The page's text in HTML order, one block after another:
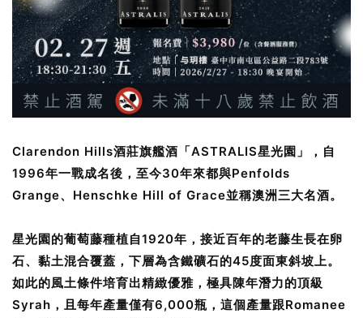
Clarendon Hills酒莊旗艦酒「ASTRALIS星光園」，自
1996年一戰成名後，至今30年來都與Penfolds
Grange、Henschke Hill of Grace並稱澳洲三大名酒。
星光園的葡萄藤種植自1920年，接近百年的老藤生長在卵
石、黏土混合覆蓋，下層為含鐵礦石的45度面東斜坡上。
如此的風土條件培育出精緻優雅，極具陳年潛力的頂級
Syrah，且每年產量僅有6,000瓶，這個產量跟Romanee